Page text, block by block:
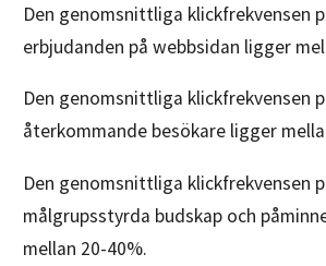
Den genomsnittliga klickfrekvensen
erbjudanden på webbsidan ligger
Den genomsnittliga klickfrekvensen
återkommande besökare ligger
Den genomsnittliga klickfrekvensen
målgrupsstyrda budskap och
mellan 20-40%.